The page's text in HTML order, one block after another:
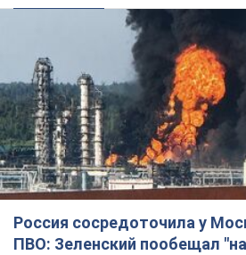
Россия сосредоточила у
ПВО: Зеленский пообещал